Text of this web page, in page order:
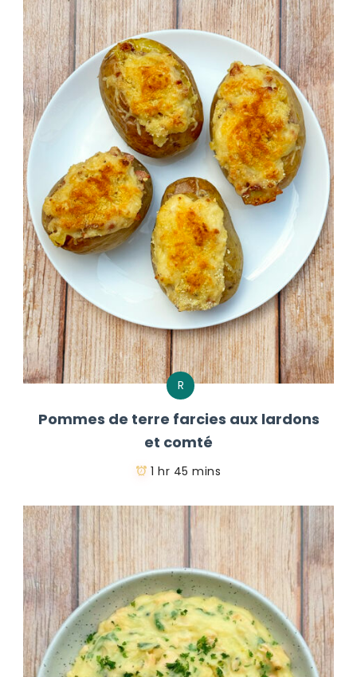
R
Pommes de terre farcies aux lardons
et comté
1 hr 45 mins